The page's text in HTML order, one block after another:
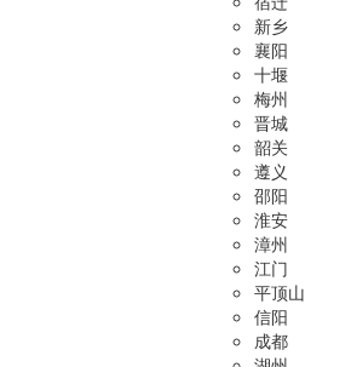
新乡
襄阳
十堰
梅州
晋城
韶关
遵义
邵阳
淮安
漳州
江门
平顶山
信阳
成都